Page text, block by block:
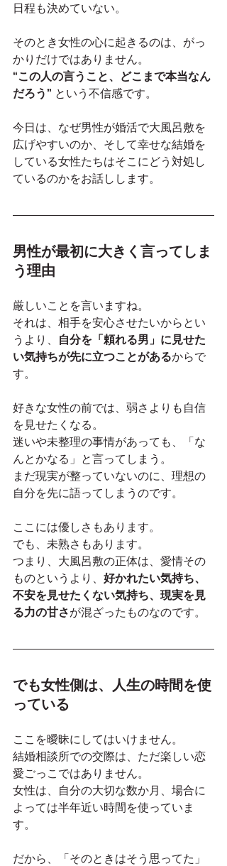
日程も決めていない。
そのとき女性の心に起きるのは、がっ
かりだけではありません。
“この人の言うこと、どこまで本当なん
だろう” という不信感です。
今日は、なぜ男性が婚活で大風呂敷を
広げやすいのか、そして幸せな結婚を
している女性たちはそこにどう対処し
ているのかをお話しします。
男性が最初に大きく言ってしま
う理由
厳しいことを言いますね。
それは、相手を安心させたいからとい
うより、
自分を「頼れる男」に見せた
い気持ちが先に立つことがあるからで
す。
好きな女性の前では、弱さよりも自信
を見せたくなる。
迷いや未整理の事情があっても、「な
んとかなる」と言ってしまう。
まだ現実が整っていないのに、理想の
自分を先に語ってしまうのです。
ここには優しさもあります。
でも、未熟さもあります。
つまり、大風呂敷の正体は、愛情その
ものというより、 好かれたい気持ち、
不安を見せたくない気持ち、現実を見
る力の甘さが混ざったものなのです。
でも女性側は、人生の時間を使
っている
ここを曖昧にしてはいけません。
結婚相談所での交際は、ただ楽しい恋
愛ごっこではありません。
女性は、自分の大切な数か月、場合に
よっては半年近い時間を使っていま
す。
だから、「そのときはそう思ってた」